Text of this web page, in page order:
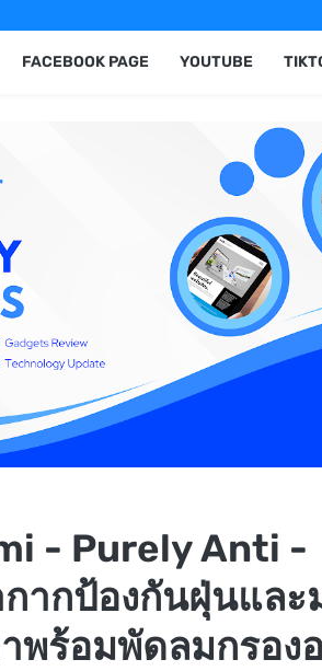
FACEBOOK PAGE YOUTUBE
- Purely Anti -
ากป้องกันฝุ่นและ
พร้อมพัดลมกรอง